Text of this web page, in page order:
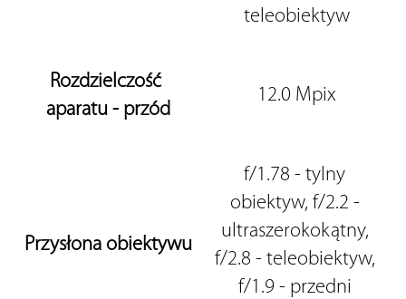
teleobiektyw
Rozdzielczość
aparatu - przód
12.0 Mpix
Przysłona obiektywu
f/1.78 - tylny
obiektyw, f/2.2 -
ultraszerokokątny,
f/2.8 - teleobiektyw,
f/1.9 - przedni